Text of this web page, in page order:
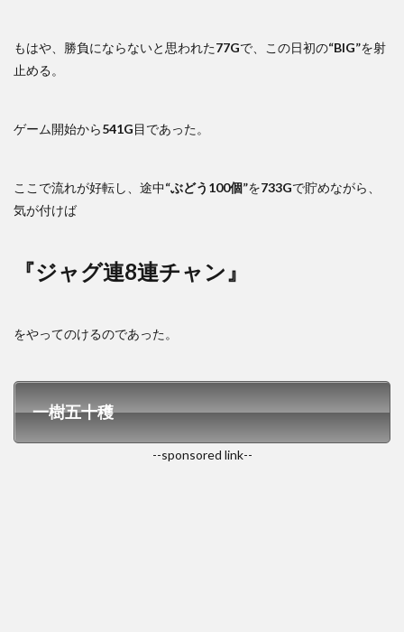
もはや、勝負にならないと思われた77Gで、この日初の“BIG”を射
止める。
ゲーム開始から541G目であった。
ここで流れが好転し、途中“ぶどう100個”を733Gで貯めながら、
気が付けば
『ジャグ連8連チャン』
をやってのけるのであった。
一樹五十穫
--sponsored link--